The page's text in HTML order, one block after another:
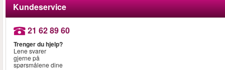
Kundeservice
21 62 89 60
Trenger du hjelp?
Lene svarer
gjerne på
spørsmålene dine